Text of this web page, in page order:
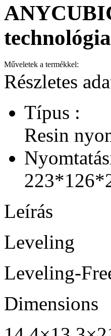
Műveletek a termékkel:
Részletes
Típus :
Resin
Leírás
Leveling
Leveling-
Dimensions